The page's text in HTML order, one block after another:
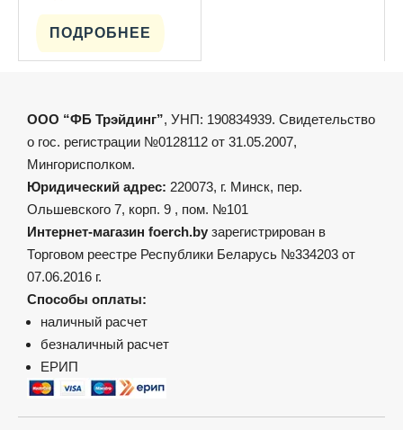
ПОДРОБНЕЕ
странице
ООО “ФБ Трэйдинг”, УНП: 190834939. Свидетельство
о гос. регистрации №0128112 от 31.05.2007,
Мингорисполком.
Юридический адрес: 220073, г. Минск, пер.
Ольшевского 7, корп. 9 , пом. №101
Интернет-магазин foerch.by зарегистрирован в
Торговом реестре Республики Беларусь №334203 от
07.06.2016 г.
Способы оплаты:
наличный расчет
безналичный расчет
ЕРИП